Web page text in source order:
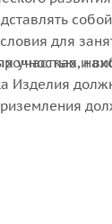
для
и
участках,
Изделия